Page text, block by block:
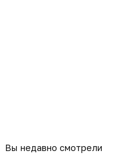
Вы недавно смотрели